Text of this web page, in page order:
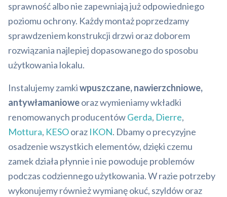
sprawność albo nie zapewniają już odpowiedniego
poziomu ochrony. Każdy montaż poprzedzamy
sprawdzeniem konstrukcji drzwi oraz doborem
rozwiązania najlepiej dopasowanego do sposobu
użytkowania lokalu.
Instalujemy zamkiwpuszczane, nawierzchniowe,
antywłamanioweoraz wymieniamy wkładki
renomowanych producentówGerda, Dierre,
Mottura, KESOoraz IKON. Dbamy o precyzyjne
osadzenie wszystkich elementów, dzięki czemu
zamek działa płynnie i nie powoduje problemów
podczas codziennego użytkowania. W razie potrzeby
wykonujemy również wymianę okuć, szyldów oraz